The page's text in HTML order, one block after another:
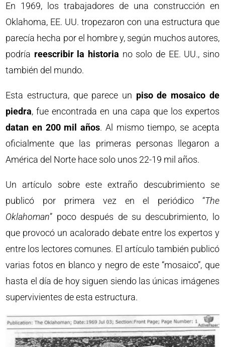
En 1969, los trabajadores de una construcción en
Oklahoma, EE. UU. tropezaron con una estructura que
parecía hecha por el hombre y, según muchos autores,
podría reescribir la historia no solo de EE. UU., sino
también del mundo.
Esta estructura, que parece un piso de mosaico de
piedra, fue encontrada en una capa que los expertos
datan en 200 mil años. Al mismo tiempo, se acepta
oficialmente que las primeras personas llegaron a
América del Norte hace solo unos 22-19 mil años.
Un artículo sobre este extraño descubrimiento se
publicó por primera vez en el periódico “The
Oklahoman” poco después de su descubrimiento, lo
que provocó un acalorado debate entre los expertos y
entre los lectores comunes. El artículo también publicó
varias fotos en blanco y negro de este “mosaico”, que
hasta el día de hoy siguen siendo las únicas imágenes
supervivientes de esta estructura.